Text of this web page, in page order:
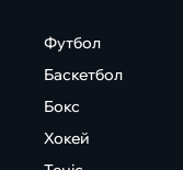
Футбол
Баскетбол
Бокс
Хокей